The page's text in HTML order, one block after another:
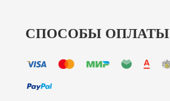
СПОСОБЫ ОПЛАТЫ